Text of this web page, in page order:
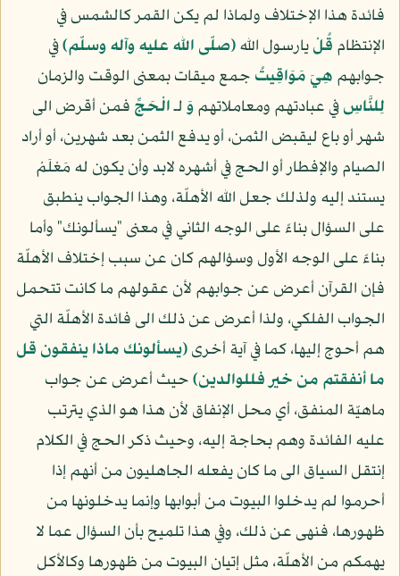
فائدة هذا الإختلاف ولماذا لم يكن القمر كالشمس في
الإنتظام قُلْيارسول الله(صلّى الله عليه وآله وسلّم)في
جوابهم هِيَ مَوَاقِيتُ جمع ميقات بمعنى الوقت والزمان
لِلنَّاسِفي عبادتهم ومعاملاتهموَلـالْحَجِّ فمن أقرض الى
شهر أو باع ليقبض الثمن، أو يدفع الثمن بعد شهرين، أو أراد
الصيام والإفطار أو الحج في أشهره لابد وأن يكون له مَعْلَمْ
يستند إليه ولذلك جعل الله الأهلّة، وهذا الجواب ينطبق
على السؤال بناءً على الوجه الثاني في معنى "يسألونك" وأما
بناءً على الوجه الأول وسؤالهم كان عن سبب إختلاف الأهلّة
فإن القرآن أعرض عن جوابهم لأن عقولهم ما كانت تتحمل
الجواب الفلكي، ولذا أعرض عن ذلك الى فائدة الأهلّة التي
هم أحوج إليها، كما في آية أخرى(يسألونك ماذا ينفقون قل
ما أنفقتم من خير فللوالدين)حيث أعرض عن جواب
ماهيّة المنفق، أي محل الإنفاق لأن هذا هو الذي يترتب
عليه الفائدة وهم بحاجة إليه، وحيث ذكر الحج في الكلام
إنتقل السياق الى ما كان يفعله الجاهليون من أنهم إذا
أحرموا لم يدخلوا البيوت من أبوابها وإنما يدخلونها من
ظهورها، فنهى عن ذلك، وفي هذا تلميح بأن السؤال عما لا
يهمكم من الأهلّة، مثل إتيان البيوت من ظهورها وكالأكل